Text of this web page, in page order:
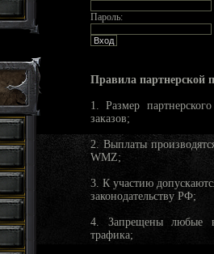
Пароль:
Правила партнерской
1. Размер
заказов;
2. Выплаты
WMZ;
3. К участию
законодательству РФ;
4. Запрещены любые
трафика;